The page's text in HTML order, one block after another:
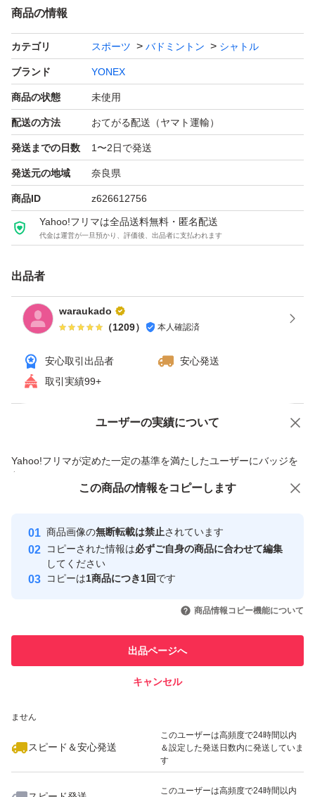
商品の情報
カテゴリ スポーツ バドミントン シャトル
ブランド YONEX
商品の状態 未使用
配送の方法 おてがる配送（ヤマト運輸）
発送までの日数 1〜2日で発送
発送元の地域 奈良県
商品ID z626612756
Yahoo!フリマは全品送料無料・匿名配送
代金は運営が一旦預かり、評価後、出品者に支払われます
出品者
waraukado
（1209） 本人確認済
安心取引出品者
安心発送
取引実績99+
ユーザーの実績について
Yahoo!フリマが定めた一定の基準を満たしたユーザーにバッジを
付与しています
安心取引出品者
心・安全なユーザーです
取引実績
引を完了させた実績があります
での取引実績があります
ません
スピード＆安心発送
このユーザーは高頻度で24時間以内
＆設定した発送日数内に発送していま
す
このユーザーは高頻度で24時間以内
価格の相談 商品への質問
この商品の情報をコピーします
商品画像の無断転載は禁止されています
コピーされた情報は必ずご自身の商品に合わせて編集
してください
コピーは1商品につき1回です
商品情報コピー機能について
出品ページへ
キャンセル
この商品をみている人にオススメ